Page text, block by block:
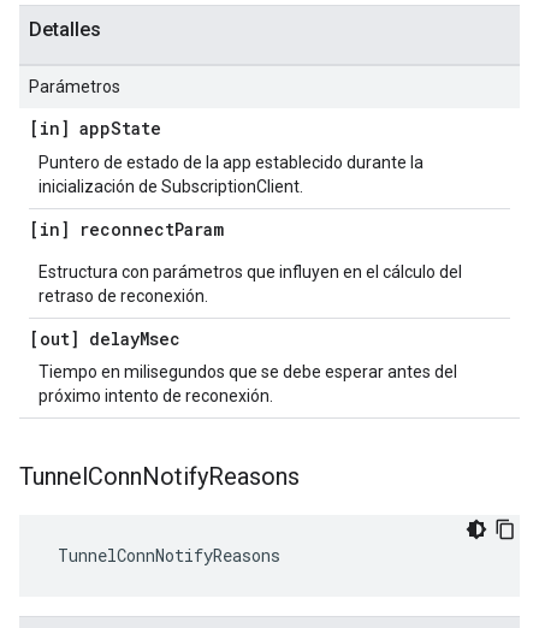
Detalles
Parámetros
[in] appState
Puntero de estado de la app establecido durante la
inicialización de SubscriptionClient.
[in] reconnectParam
Estructura con parámetros que influyen en el cálculo del
retraso de reconexión.
[out] delayMsec
Tiempo en milisegundos que se debe esperar antes del
próximo intento de reconexión.
TunnelConnNotifyReasons
TunnelConnNotifyReasons